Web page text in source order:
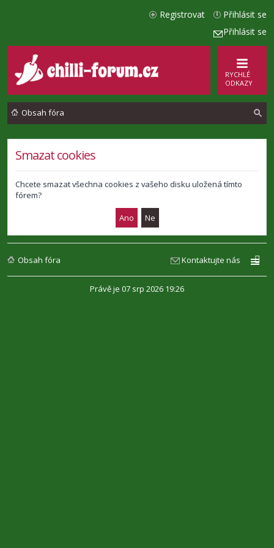
Přihlásit se
Přihlásit se
Registrovat
RYCHLÉ
ODKAZY
Obsah fóra
Smazat cookies
Chcete smazat všechna cookies z vašeho disku uložená tímto
fórem?
Obsah fóra Kontaktujte nás
Právě je 07 srp 2026 19:26